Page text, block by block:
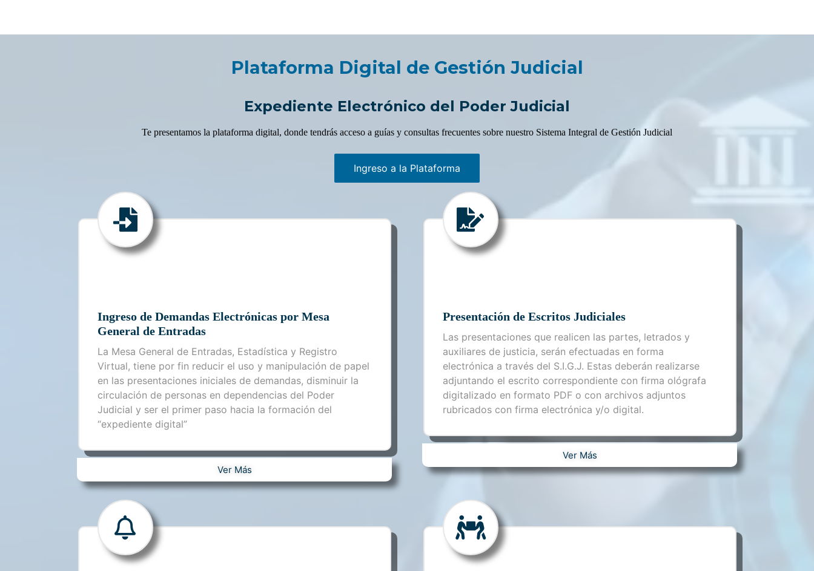
Plataforma Digital de Gestión Judicial
Expediente Electrónico del Poder Judicial
Te presentamos la plataforma digital, donde tendrás acceso a guías y consultas frecuentes sobre nuestro Sistema Integral de Gestión Judicial
Ingreso a la Plataforma
Ingreso de Demandas Electrónicas por Mesa
General de Entradas
La Mesa General de Entradas, Estadística y Registro
Virtual, tiene por fin reducir el uso y manipulación de papel
en las presentaciones iniciales de demandas, disminuir la
circulación de personas en dependencias del Poder
Judicial y ser el primer paso hacia la formación del
“expediente digital”
Ver Más
Presentación de Escritos Judiciales
Las presentaciones que realicen las partes, letrados y
auxiliares de justicia, serán efectuadas en forma
electrónica a través del S.I.G.J. Estas deberán realizarse
adjuntando el escrito correspondiente con firma ológrafa
digitalizado en formato PDF o con archivos adjuntos
rubricados con firma electrónica y/o digital.
Ver Más